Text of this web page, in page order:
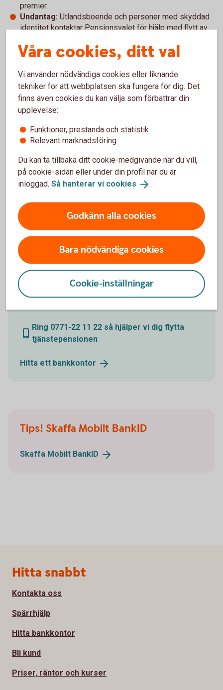
premier.
Undantag: Utlandsboende och personer med skyddad
identitet kontaktar Pensionsvalet för hjälp med flytt av
Swedbanks entrélösning inom PA 16(pdf)
Hjälp att flytta tjänstepension
Vill du samla din pension hos oss och få en bättre
överblick? Vi kan inte flytta din tjänstepension åt dig,
men hjälper gärna till med det. Välkommen att
Ring 0771-22 11 22 så hjälper vi dig flytta
tjänstepensionen
Hitta ett bankkontor
Få hjälp med
flytt av pension
Tips! Skaffa Mobilt BankID
Skaffa Mobilt BankID
Våra cookies, ditt val
Vi använder nödvändiga cookies eller liknande
tekniker för att webbplatsen ska fungera för dig. Det
finns även cookies du kan välja som förbättrar din
upplevelse:
Funktioner, prestanda och statistik
Relevant marknadsföring
Du kan ta tillbaka ditt cookie-medgivande när du vill,
på cookie-sidan eller under din profil när du är
inloggad. Så hanterar vi cookies .
Godkänn alla cookies
Bara nödvändiga cookies
Cookie-inställningar
Sidfot
Hitta snabbt
Kontakta oss
Spärrhjälp
Hitta bankkontor
Bli kund
Priser, räntor och kurser